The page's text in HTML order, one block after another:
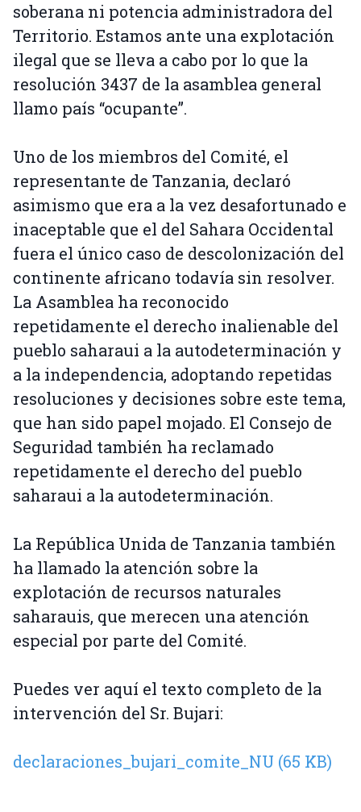
soberana ni potencia administradora del
Territorio. Estamos ante una explotación
ilegal que se lleva a cabo por lo que la
resolución 3437 de la asamblea general
llamo país “ocupante”.
Uno de los miembros del Comité, el
representante de Tanzania, declaró
asimismo que era a la vez desafortunado e
inaceptable que el del Sahara Occidental
fuera el único caso de descolonización del
continente africano todavía sin resolver.
La Asamblea ha reconocido
repetidamente el derecho inalienable del
pueblo saharaui a la autodeterminación y
a la independencia, adoptando repetidas
resoluciones y decisiones sobre este tema,
que han sido papel mojado. El Consejo de
Seguridad también ha reclamado
repetidamente el derecho del pueblo
saharaui a la autodeterminación.
La República Unida de Tanzania también
ha llamado la atención sobre la
explotación de recursos naturales
saharauis, que merecen una atención
especial por parte del Comité.
Puedes ver aquí el texto completo de la
intervención del Sr. Bujari:
declaraciones_bujari_comite_NU (65 KB)